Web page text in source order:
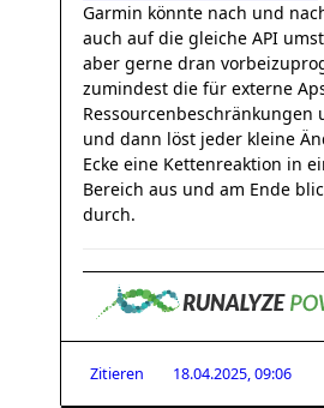
Garmin könnte nach und
auch auf die gleiche API
aber gerne dran
zumindest die für externe
Ressourcenbeschränkungen
und dann löst jeder kleine
Ecke eine Kettenreaktion in
Bereich aus und am Ende
durch.
Zitieren 18.04.2025, 09:06